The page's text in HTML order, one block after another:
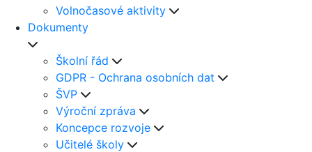
Volnočasové aktivity
Dokumenty
Školní řád
GDPR - Ochrana osobních dat
ŠVP
Výroční zpráva
Koncepce rozvoje
Učitelé školy